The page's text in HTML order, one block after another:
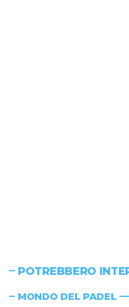
POTREBBERO
MONDO DEL PADEL